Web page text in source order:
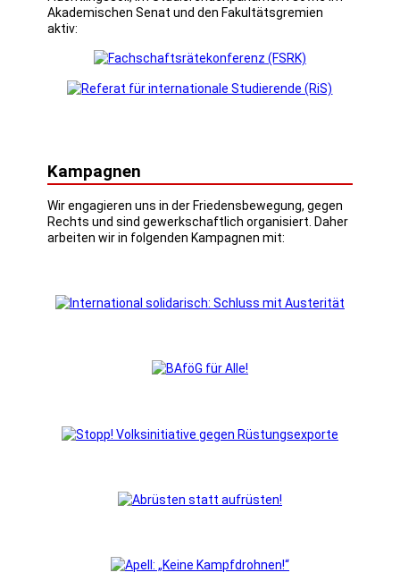
Akademischen Senat und den Fakultätsgremien
aktiv:
Kampagnen
Wir engagieren uns in der Friedensbewegung, gegen
Rechts und sind gewerkschaftlich organisiert. Daher
arbeiten wir in folgenden Kampagnen mit: